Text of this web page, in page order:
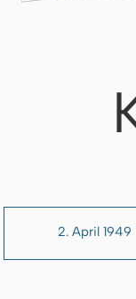
2. April 1949